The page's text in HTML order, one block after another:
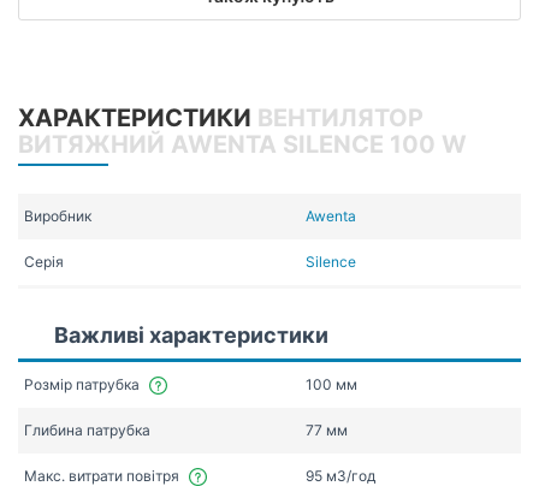
ХАРАКТЕРИСТИКИ ВЕНТИЛЯТОР
ВИТЯЖНИЙ AWENTA SILENCE 100 W
Виробник Awenta
Серія Silence
Важливі характеристики
Розмір патрубка 100 мм
Глибина патрубка 77 мм
Макс. витрати повітря 95 мЗ/год